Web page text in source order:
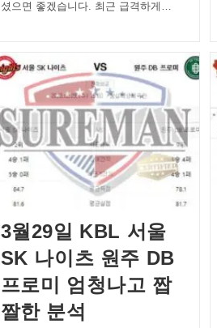
셨으면 좋겠습니다. 최근 급격하게…
3월29일 KBL 서울
SK 나이츠 원주 DB
프로미 엄청나고 짭
짤한 분석